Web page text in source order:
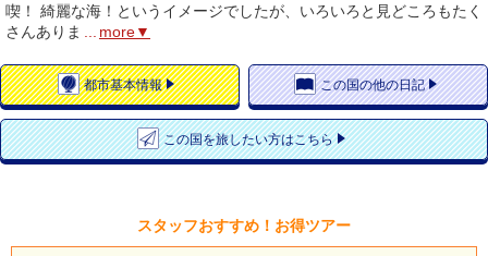
喫！ 綺麗な海！というイメージでしたが、いろいろと見どころもたく
さんありま
more▼
都市基本情報 この国の他の日記
この国を旅したい方はこちら
スタッフおすすめ！お得ツアー